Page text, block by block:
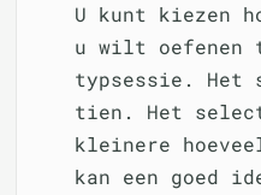
U kunt kiezen
u wilt oefenen
typsessie. Het
tien. Het
kleinere
kan een goed